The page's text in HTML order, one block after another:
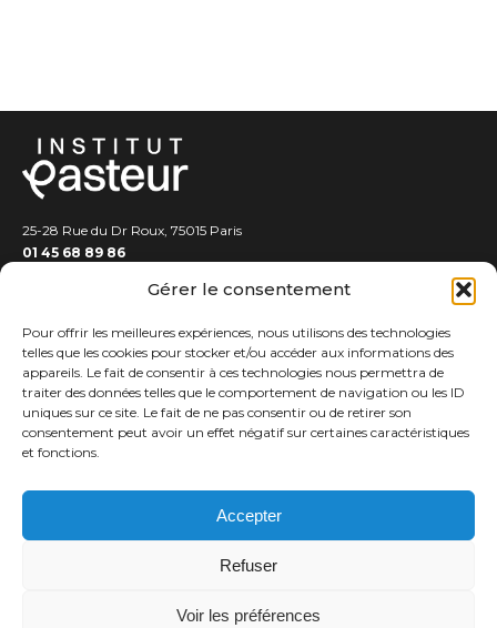
Gérer le consentement
Pour offrir les meilleures expériences, nous utilisons des technologies
telles que les cookies pour stocker et/ou accéder aux informations des
appareils. Le fait de consentir à ces technologies nous permettra de
traiter des données telles que le comportement de navigation ou les ID
uniques sur ce site. Le fait de ne pas consentir ou de retirer son
consentement peut avoir un effet négatif sur certaines caractéristiques
et fonctions.
Accepter
Refuser
Voir les préférences
25-28 Rue du Dr Roux, 75015 Paris
01 45 68 89 86
EXPERTS
PUBLICATIONS
PODCASTS